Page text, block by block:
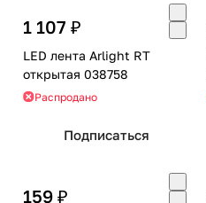
1 107 ₽
LED лента Arlight RT
открытая 038758
Распродано
Подписаться
159 ₽